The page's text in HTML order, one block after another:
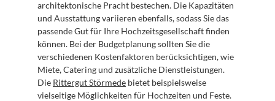
architektonische Pracht bestechen. Die Kapazitäten
und Ausstattung variieren ebenfalls, sodass Sie das
passende Gut für Ihre Hochzeitsgesellschaft finden
können. Bei der Budgetplanung sollten Sie die
verschiedenen Kostenfaktoren berücksichtigen, wie
Miete, Catering und zusätzliche Dienstleistungen.
Die Rittergut Störmede bietet beispielsweise
vielseitige Möglichkeiten für Hochzeiten und Feste.